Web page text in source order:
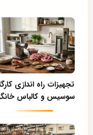
تجهیزات راه اندازی
سوسیس و کالباس